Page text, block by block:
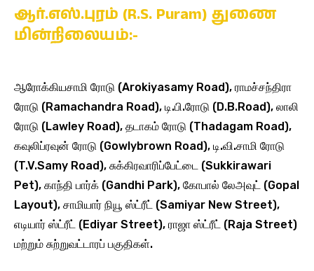
ஆர்.எஸ்.புரம் (R.S. Puram) துணை
மின்நிலையம்:-
ஆரோக்கியசாமி ரோடு (Arokiyasamy Road), ராமச்சந்திரா
ரோடு (Ramachandra Road), டி.பி.ரோடு (D.B.Road), லாலி
ரோடு (Lawley Road), தடாகம் ரோடு (Thadagam Road),
கவுலிப்ரவுன் ரோடு (Gowlybrown Road), டி.வி.சாமி ரோடு
(T.V.Samy Road), சுக்கிரவாரிப்பேட்டை (Sukkirawari
Pet), காந்தி பார்க் (Gandhi Park), கோபால் லேஅவுட் (Gopal
Layout), சாமியார் நியூ ஸ்ட்ரீட் (Samiyar New Street),
எடியார் ஸ்ட்ரீட் (Ediyar Street), ராஜா ஸ்ட்ரீட் (Raja Street)
மற்றும் சுற்றுவட்டாரப் பகுதிகள்.